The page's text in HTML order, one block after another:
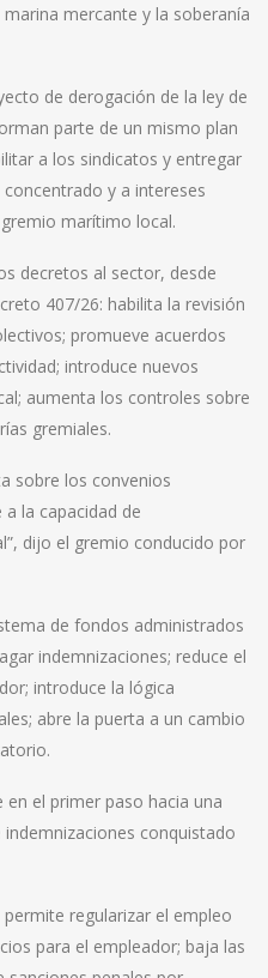
mercante y la soberanía
de derogación de la ley de
parte de un mismo plan
a los sindicatos y entregar
y a intereses
marítimo local.
decretos al sector, desde
407/26: habilita la revisión
promueve acuerdos
introduce nuevos
aumenta los controles sobre
gremiales.
sobre los convenios
la capacidad de
dijo el gremio conducido por
de fondos administrados
indemnizaciones; reduce el
introduce la lógica
abre la puerta a un cambio
en el primer paso hacia una
conquistado
regularizar el empleo
para el empleador; baja las